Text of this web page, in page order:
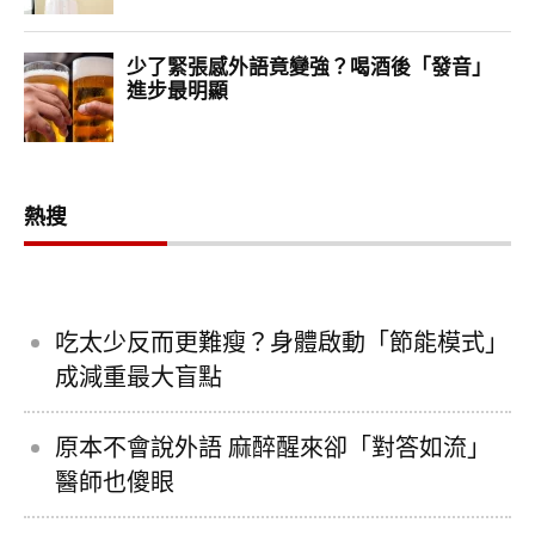
熱搜
吃太少反而更難瘦？身體啟動「節能模式」
成減重最大盲點
原本不會說外語 麻醉醒來卻「對答如流」
醫師也傻眼